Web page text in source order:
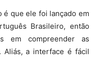
é que ele foi lançado em
Brasileiro, então
em compreender as
Aliás, a interface é fácil